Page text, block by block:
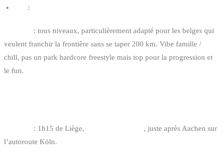
:
: tous niveaux, particulièrement adapté pour les belges qui
veulent franchir la frontière sans se taper 200 km. Vibe famille /
chill, pas un park hardcore freestyle mais top pour la progression et
le fun.
: 1h15 de Liège,
, juste après Aachen sur
l’autoroute Köln.